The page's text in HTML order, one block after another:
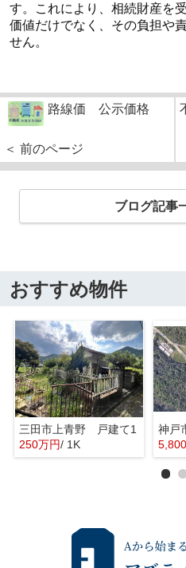
す。これにより、相続財産を
価値だけでなく、その負担や
せん。
路線価 公示価格
＜ 前のページ
ブログ記事
おすすめ物件
三田市上青野 戸建て1
250万円/ 1K